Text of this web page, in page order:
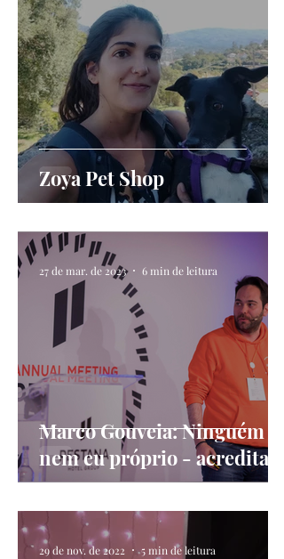
Zoya Pet Shop
Marco Gouveia: Ninguém -
nem eu próprio - acreditava
que alguma vez poderia
chegar onde estou agora
27 de mar. de 2023 6 min de leitura
29 de nov. de 2022 5 min de leitura